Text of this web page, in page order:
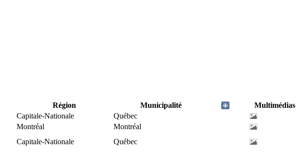
Région Municipalité
Multimédias
Capitale-Nationale
Québec
Montréal
Montréal
Capitale-Nationale Québec